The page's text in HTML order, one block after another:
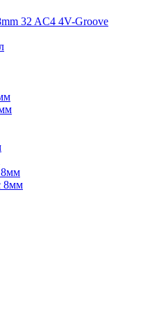
32 AC4 4V-Groove
8мм
8мм